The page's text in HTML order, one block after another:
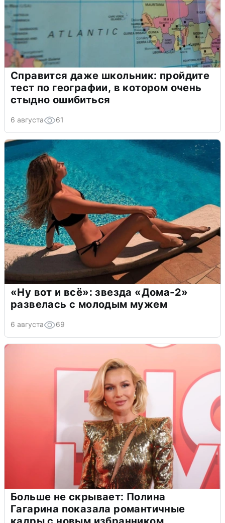
Справится даже школьник: пройдите
тест по географии, в котором очень
стыдно ошибиться
6 августа 61
«Ну вот и всё»: звезда «Дома-2»
развелась с молодым мужем
6 августа 69
Больше не скрывает: Полина
Гагарина показала романтичные